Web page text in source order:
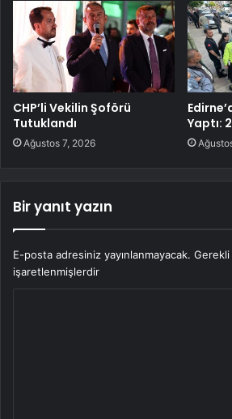
CHP’li Vekilin Şoförü
Tutuklandı
Ağustos 7, 2026
Yaptı:
Bir yanıt yazın
E-posta adresiniz yayınlanmayacak. Gerekli
işaretlenmişlerdir